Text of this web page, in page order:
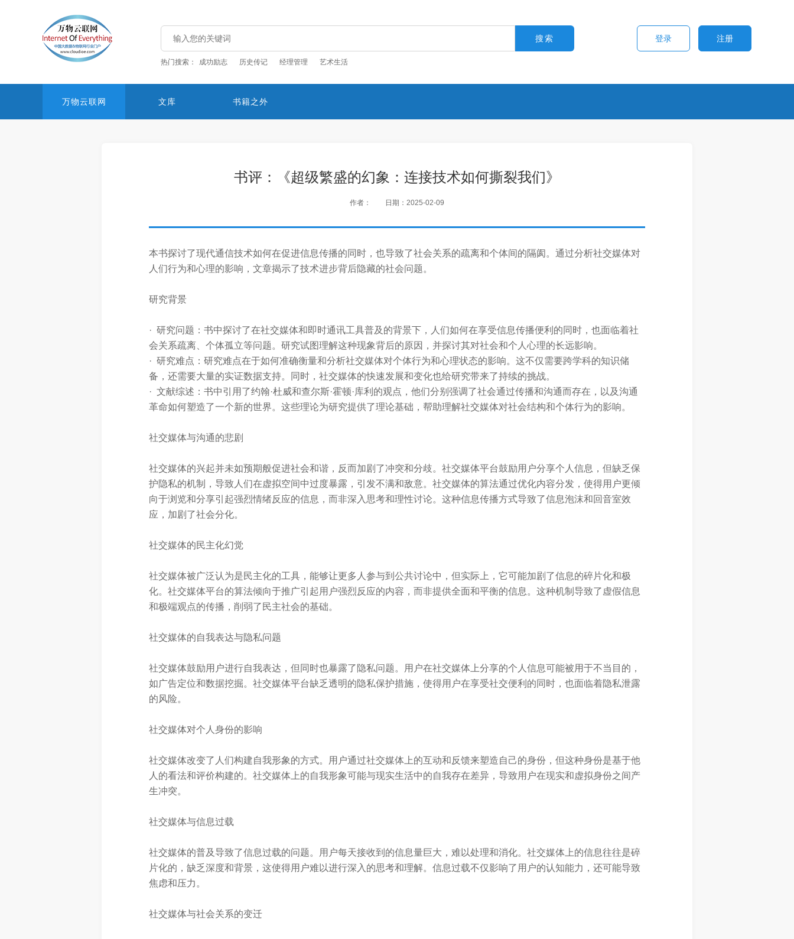
热门搜索： 成功励志 历史传记 经理管理 艺术生活
登录 注册
万物云联网 文库 书籍之外
书评：《超级繁盛的幻象：连接技术如何撕裂我们》
作者： 日期：2025-02-09
本书探讨了现代通信技术如何在促进信息传播的同时，也导致了社会关系的疏离和个体间的隔阂。通过分析社交媒体对
人们行为和心理的影响，文章揭示了技术进步背后隐藏的社会问题。
研究背景
· 研究问题：书中探讨了在社交媒体和即时通讯工具普及的背景下，人们如何在享受信息传播便利的同时，也面临着社
会关系疏离、个体孤立等问题。研究试图理解这种现象背后的原因，并探讨其对社会和个人心理的长远影响。
· 研究难点：研究难点在于如何准确衡量和分析社交媒体对个体行为和心理状态的影响。这不仅需要跨学科的知识储
备，还需要大量的实证数据支持。同时，社交媒体的快速发展和变化也给研究带来了持续的挑战。
· 文献综述： 书中引用了约翰·杜威和查尔斯·霍顿·库利的观点，他们分别强调了社会通过传播和沟通而存在，以及沟通
革命如何塑造了一个新的世界。这些理论为研究提供了理论基础，帮助理解社交媒体对社会结构和个体行为的影响。
社交媒体与沟通的悲剧
社交媒体的兴起并未如预期般促进社会和谐，反而加剧了冲突和分歧。社交媒体平台鼓励用户分享个人信息，但缺乏保
护隐私的机制，导致人们在虚拟空间中过度暴露，引发不满和敌意。社交媒体的算法通过优化内容分发，使得用户更倾
向于浏览和分享引起强烈情绪反应的信息，而非深入思考和理性讨论。这种信息传播方式导致了信息泡沫和回音室效
应，加剧了社会分化。
社交媒体的民主化幻觉
社交媒体被广泛认为是民主化的工具，能够让更多人参与到公共讨论中，但实际上，它可能加剧了信息的碎片化和极
化。社交媒体平台的算法倾向于推广引起用户强烈反应的内容，而非提供全面和平衡的信息。这种机制导致了虚假信息
和极端观点的传播，削弱了民主社会的基础。
社交媒体的自我表达与隐私问题
社交媒体鼓励用户进行自我表达，但同时也暴露了隐私问题。用户在社交媒体上分享的个人信息可能被用于不当目的，
如广告定位和数据挖掘。社交媒体平台缺乏透明的隐私保护措施，使得用户在享受社交便利的同时，也面临着隐私泄露
的风险。
社交媒体对个人身份的影响
社交媒体改变了人们构建自我形象的方式。用户通过社交媒体上的互动和反馈来塑造自己的身份，但这种身份是基于他
人的看法和评价构建的。社交媒体上的自我形象可能与现实生活中的自我存在差异，导致用户在现实和虚拟身份之间产
生冲突。
社交媒体与信息过载
社交媒体的普及导致了信息过载的问题。用户每天接收到的信息量巨大，难以处理和消化。社交媒体上的信息往往是碎
片化的，缺乏深度和背景，这使得用户难以进行深入的思考和理解。信息过载不仅影响了用户的认知能力，还可能导致
焦虑和压力。
社交媒体与社会关系的变迁